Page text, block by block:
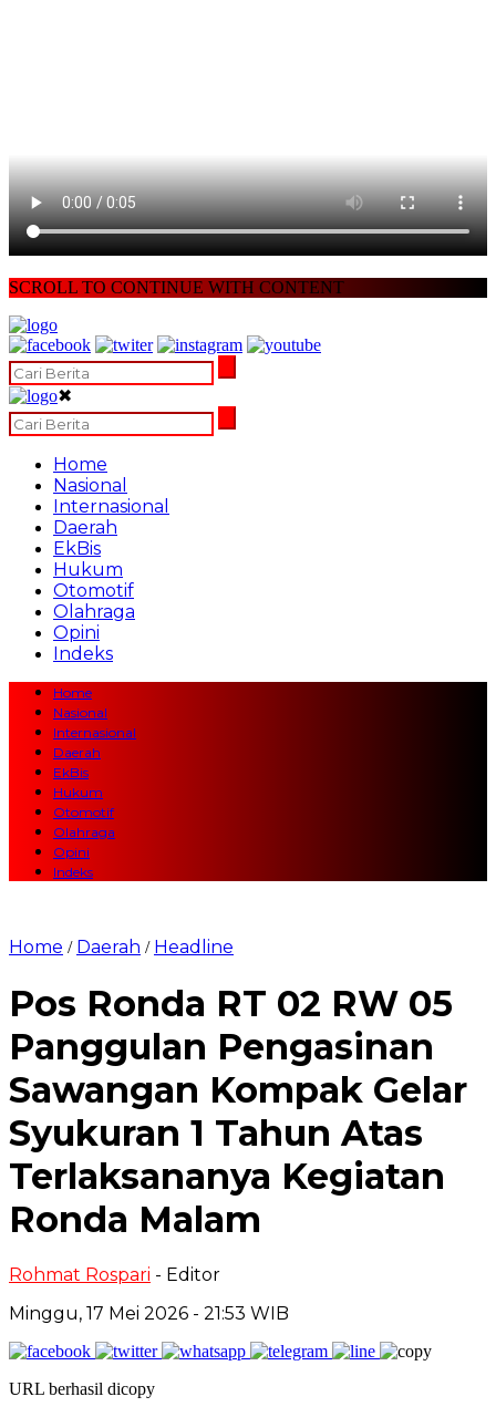
SCROLL TO CONTINUE WITH CONTENT
✖
Home
Nasional
Internasional
Daerah
EkBis
Hukum
Otomotif
Olahraga
Opini
Indeks
Home
Nasional
Internasional
Daerah
EkBis
Hukum
Otomotif
Olahraga
Opini
Indeks
Home / Daerah / Headline
Pos Ronda RT 02 RW 05
Panggulan Pengasinan
Sawangan Kompak Gelar
Syukuran 1 Tahun Atas
Terlaksananya Kegiatan
Ronda Malam
Rohmat Rospari - Editor
Minggu, 17 Mei 2026 - 21:53 WIB
URL berhasil dicopy